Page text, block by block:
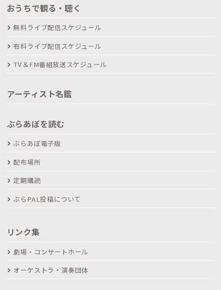
おうちで観る・聴く
無料ライブ配信スケジュール
有料ライブ配信スケジュール
TV＆FM番組放送スケジュール
アーティスト名鑑
ぶらあぼを読む
ぶらあぼ電子版
配布場所
定期購読
ぶらPAL投稿について
リンク集
劇場・コンサートホール
オーケストラ・演奏団体